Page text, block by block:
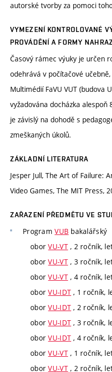
autorské tvorby za pomoci
VYMEZENÍ KONTROLOVANÉ
PROVÁDĚNÍ A FORMY
Časový rámec výuky je určen
odehrává v počítačové
Multimédií FaVU VUT (budova
vyžadována docházka alespoň
je závislý na dohodě s
zmeškaných úkolů.
ZÁKLADNÍ LITERATURA
Jesper Jull, The Art of Failure:
Video Games, The MIT Press,
ZAŘAZENÍ PŘEDMĚTU VE
ProgramVUB bakalářský
oborVU-VT, 2 ročník,
oborVU-VT, 3 ročník,
oborVU-VT, 4 ročník,
oborVU-IDT , 1 ročník,
oborVU-IDT , 2 ročník,
oborVU-IDT , 3 ročník,
oborVU-IDT , 4 ročník,
oborVU-VT, 1 ročník,
oborVU-VT, 2 ročník,